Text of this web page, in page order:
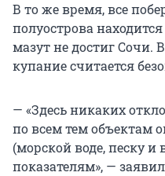
В то же время, все
полуострова
мазут не достиг Сочи.
купание считается
— «Здесь никаких
по всем тем объектам
(морской воде, песку и
показателям», —